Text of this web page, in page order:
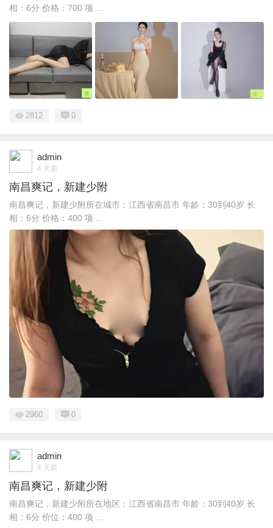
相：6分 价格：700 项 ...
2812 0
admin
4 天前
南昌爽记，新建少附
南昌爽记，新建少附所在城市：江西省南昌市 年龄：30到40岁 长
相：6分 价格：400 项 ...
2960 0
admin
4 天前
南昌爽记，新建少附
南昌爽记，新建少附所在地区：江西省南昌市 年龄：30到40岁 长
相：6分 价位：400 项 ...